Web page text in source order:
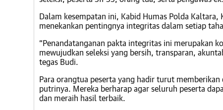
Dalam kesempatan ini, Kabid Humas Polda Kaltara,
menekankan pentingnya integritas dalam setiap
“Penandatanganan pakta integritas ini merupakan
mewujudkan seleksi yang bersih, transparan,
tegas Budi.
Para orangtua peserta yang hadir turut
putrinya. Mereka berharap agar seluruh peserta
dan meraih hasil terbaik.